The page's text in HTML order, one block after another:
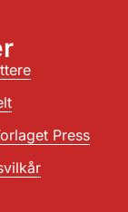
Press